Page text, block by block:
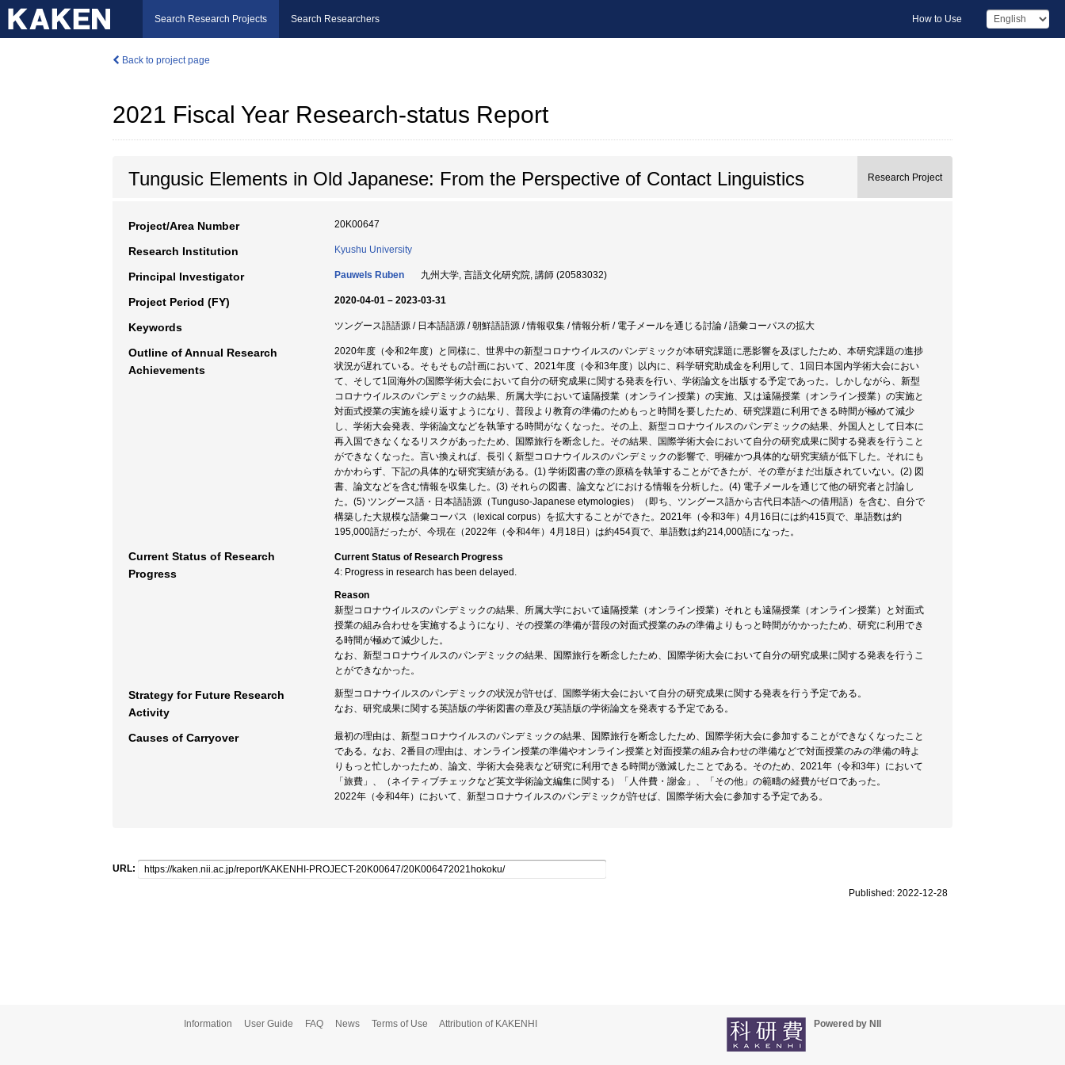
Search Research Projects Search Researchers How to Use
Back to project page
2021 Fiscal Year Research-status Report
Tungusic Elements in Old Japanese: From the Perspective of Contact Linguistics Research Project
Project/Area Number 20K00647
Research Institution Kyushu University
Principal Investigator Pauwels Ruben 九州大学, 言語文化研究院, 講師 (20583032)
Project Period (FY) 2020-04-01 – 2023-03-31
Keywords ツングース語語源 / 日本語語源 / 朝鮮語語源 / 情報収集 / 情報分析 / 電子メールを通じる討論 / 語彙コーパスの拡大
Outline of Annual Research
Achievements
2020年度（令和2年度）と同様に、世界中の新型コロナウイルスのパンデミックが本研究課題に悪影響を及ぼしたため、本研究課題の進捗
状況が遅れている。そもそもの計画において、2021年度（令和3年度）以内に、科学研究助成金を利用して、1回日本国内学術大会におい
て、そして1回海外の国際学術大会において自分の研究成果に関する発表を行い、学術論文を出版する予定であった。しかしながら、新型
コロナウイルスのパンデミックの結果、所属大学において遠隔授業（オンライン授業）の実施、又は遠隔授業（オンライン授業）の実施と
対面式授業の実施を繰り返すようになり、普段より教育の準備のためもっと時間を要したため、研究課題に利用できる時間が極めて減少
し、学術大会発表、学術論文などを執筆する時間がなくなった。その上、新型コロナウイルスのパンデミックの結果、外国人として日本に
再入国できなくなるリスクがあったため、国際旅行を断念した。その結果、国際学術大会において自分の研究成果に関する発表を行うこと
ができなくなった。言い換えれば、長引く新型コロナウイルスのパンデミックの影響で、明確かつ具体的な研究実績が低下した。それにも
かかわらず、下記の具体的な研究実績がある。(1) 学術図書の章の原稿を執筆することができたが、その章がまだ出版されていない。(2) 図
書、論文などを含む情報を収集した。(3) それらの図書、論文などにおける情報を分析した。(4) 電子メールを通じて他の研究者と討論し
た。(5) ツングース語・日本語語源（Tunguso-Japanese etymologies）（即ち、ツングース語から古代日本語への借用語）を含む、自分で
構築した大規模な語彙コーパス（lexical corpus）を拡大することができた。2021年（令和3年）4月16日には約415頁で、単語数は約
195,000語だったが、今現在（2022年（令和4年）4月18日）は約454頁で、単語数は約214,000語になった。
Current Status of Research
Progress
Current Status of Research Progress
4: Progress in research has been delayed.
Reason
新型コロナウイルスのパンデミックの結果、所属大学において遠隔授業（オンライン授業）それとも遠隔授業（オンライン授業）と対面式
授業の組み合わせを実施するようになり、その授業の準備が普段の対面式授業のみの準備よりもっと時間がかかったため、研究に利用でき
る時間が極めて減少した。
なお、新型コロナウイルスのパンデミックの結果、国際旅行を断念したため、国際学術大会において自分の研究成果に関する発表を行うこ
とができなかった。
Strategy for Future Research
Activity
新型コロナウイルスのパンデミックの状況が許せば、国際学術大会において自分の研究成果に関する発表を行う予定である。
なお、研究成果に関する英語版の学術図書の章及び英語版の学術論文を発表する予定である。
Causes of Carryover
最初の理由は、新型コロナウイルスのパンデミックの結果、国際旅行を断念したため、国際学術大会に参加することができなくなったこと
である。なお、2番目の理由は、オンライン授業の準備やオンライン授業と対面授業の組み合わせの準備などで対面授業のみの準備の時よ
りもっと忙しかったため、論文、学術大会発表など研究に利用できる時間が激減したことである。そのため、2021年（令和3年）において
「旅費」、（ネイティブチェックなど英文学術論文編集に関する）「人件費・謝金」、「その他」の範疇の経費がゼロであった。
2022年（令和4年）において、新型コロナウイルスのパンデミックが許せば、国際学術大会に参加する予定である。
URL:
Published: 2022-12-28
Information User Guide FAQ News Terms of Use Attribution of KAKENHI Powered by NII